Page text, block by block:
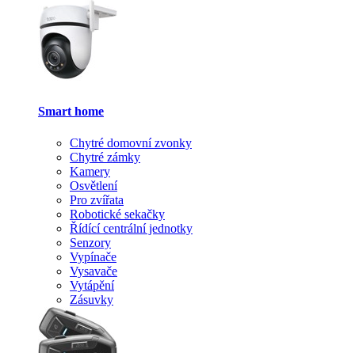
Smart home
Chytré domovní zvonky
Chytré zámky
Kamery
Osvětlení
Pro zvířata
Robotické sekačky
Řídící centrální jednotky
Senzory
Vypínače
Vysavače
Vytápění
Zásuvky